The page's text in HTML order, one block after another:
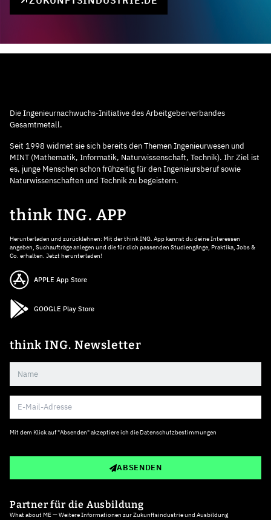
Die Ingenieurnachwuchs-Initiative des Arbeitgeberverbandes
Gesamtmetall.
Seit 1998 widmet sie sich bereits den Themen Ingenieurwesen und
MINT (Mathematik, Informatik, Naturwissenschaft, Technik). Ihr Ziel ist
es, junge Menschen schon frühzeitig für den Ingenieursberuf sowie
Naturwissenschaften und Technik zu begeistern.
think ING. APP
Herunterladen und zurücklehnen: Mit der think ING. App kannst du deine Interessen
angeben, Suchaufträge anlegen und die für dich passenden Studiengänge, Praktika, Jobs &
Co. erhalten. Jetzt herunterladen!
APPLE App Store
GOOGLE Play Store
think ING. Newsletter
Mit dem Klick auf "Absenden" akzeptiere ich die Datenschutzbestimmungen
ABSENDEN
Partner für die Ausbildung
What about ME — Weitere Informationen zur Zukunftsindustrie und Ausbildung